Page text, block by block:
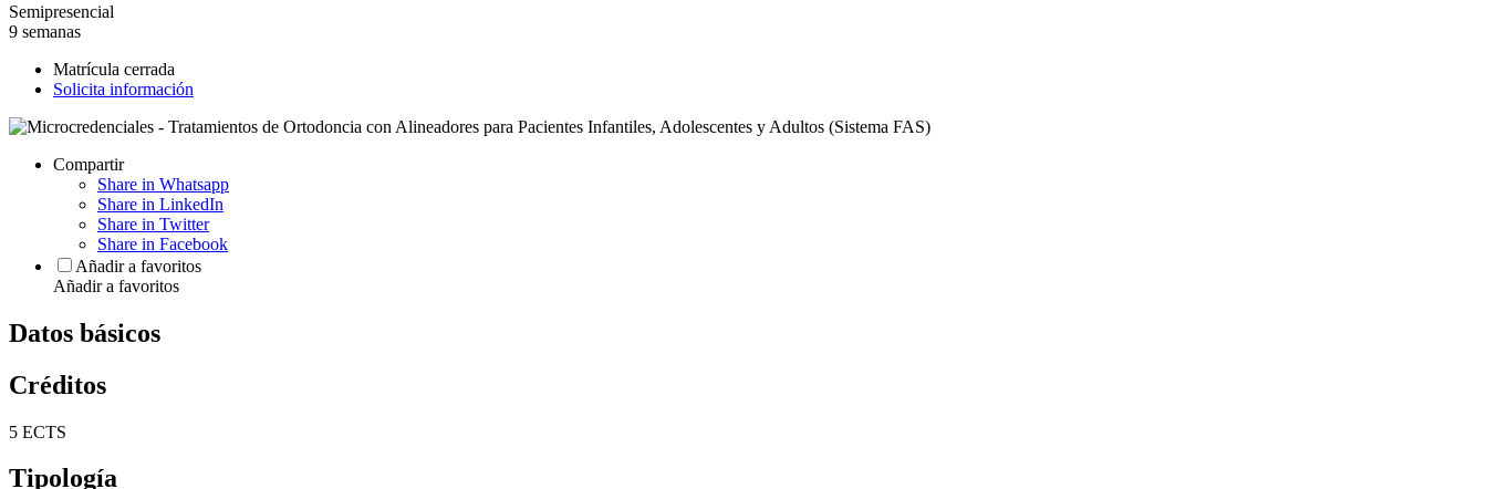
Semipresencial
9 semanas
Matrícula cerrada
Solicita información
Compartir
Share in Whatsapp
Share in LinkedIn
Share in Twitter
Share in Facebook
Añadir a favoritos
Añadir a favoritos
Datos básicos
Créditos
5 ECTS
Tipología